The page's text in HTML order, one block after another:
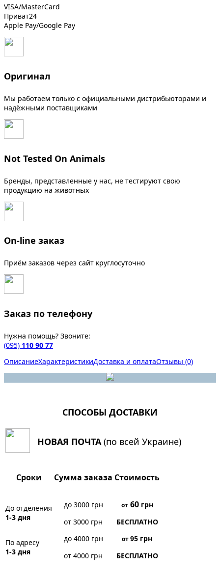
VISA/MasterCard
Приват24
Apple Pay/Google Pay
Оригинал
Мы работаем только с официальными дистрибьюторами и
надёжными поставщиками
Not Tested On Animals
Бренды, представленные у нас, не тестируют свою
продукцию на животных
On-line заказ
Приём заказов через сайт круглосуточно
Заказ по телефону
Нужна помощь? Звоните:
(095) 110 90 77
ОписаниеХарактеристикиДоставка и оплатаОтзывы (0)
СПОСОБЫ ДОСТАВКИ
НОВАЯ ПОЧТА(по всей Украине)
Сроки Сумма заказа Стоимость
До отделения
1-3 дня
до 3000 грн от60грн
от 3000 грн
БЕСПЛАТНО
По адресу
1-3 дня
до 4000 грн от95 грн
от 4000 грн
БЕСПЛАТНО